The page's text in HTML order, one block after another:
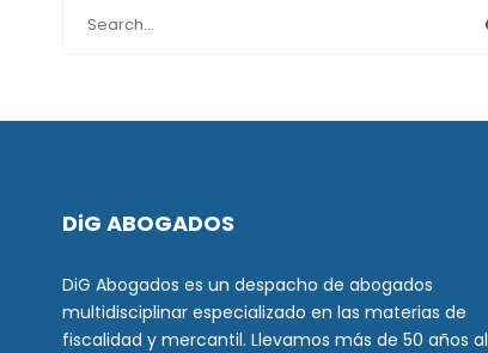
DiG ABOGADOS
DiG Abogados es un despacho de abogados
multidisciplinar especializado en las materias de
fiscalidad y mercantil. Llevamos más de 50 años al